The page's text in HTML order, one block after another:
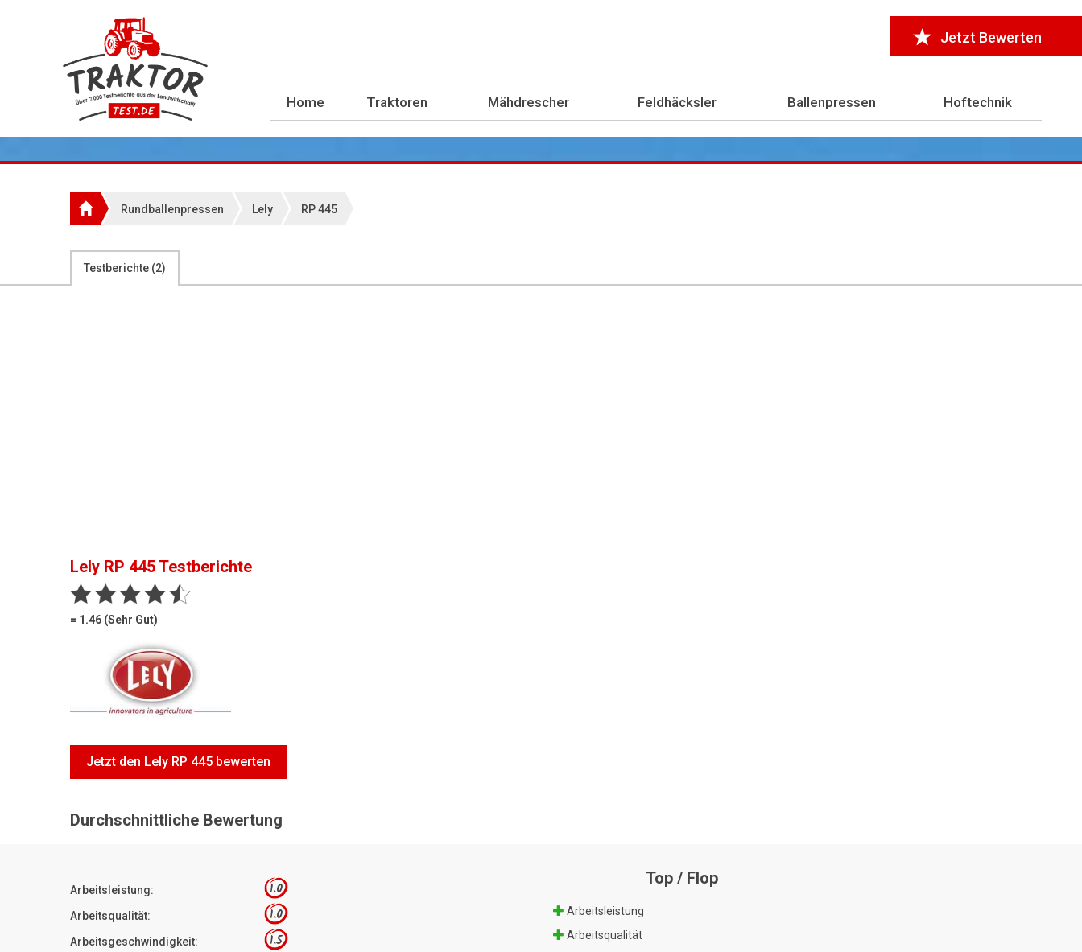
Jetzt Bewerten
Home Traktoren Mähdrescher Feldhäcksler Ballenpressen Hoftechnik
Rundballenpressen Lely RP 445
Testberichte (2)
Lely RP 445Testberichte
= 1.46 (Sehr Gut)
Jetzt den Lely RP 445 bewerten
Durchschnittliche Bewertung
Arbeitsleistung: 1.0
Arbeitsqualität: 1.0
Arbeitsgeschwindigkeit: 1.5
Top / Flop
Arbeitsleistung
Arbeitsqualität